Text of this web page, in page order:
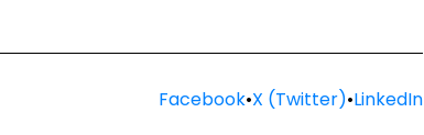
Facebook•X (Twitter)•LinkedIn